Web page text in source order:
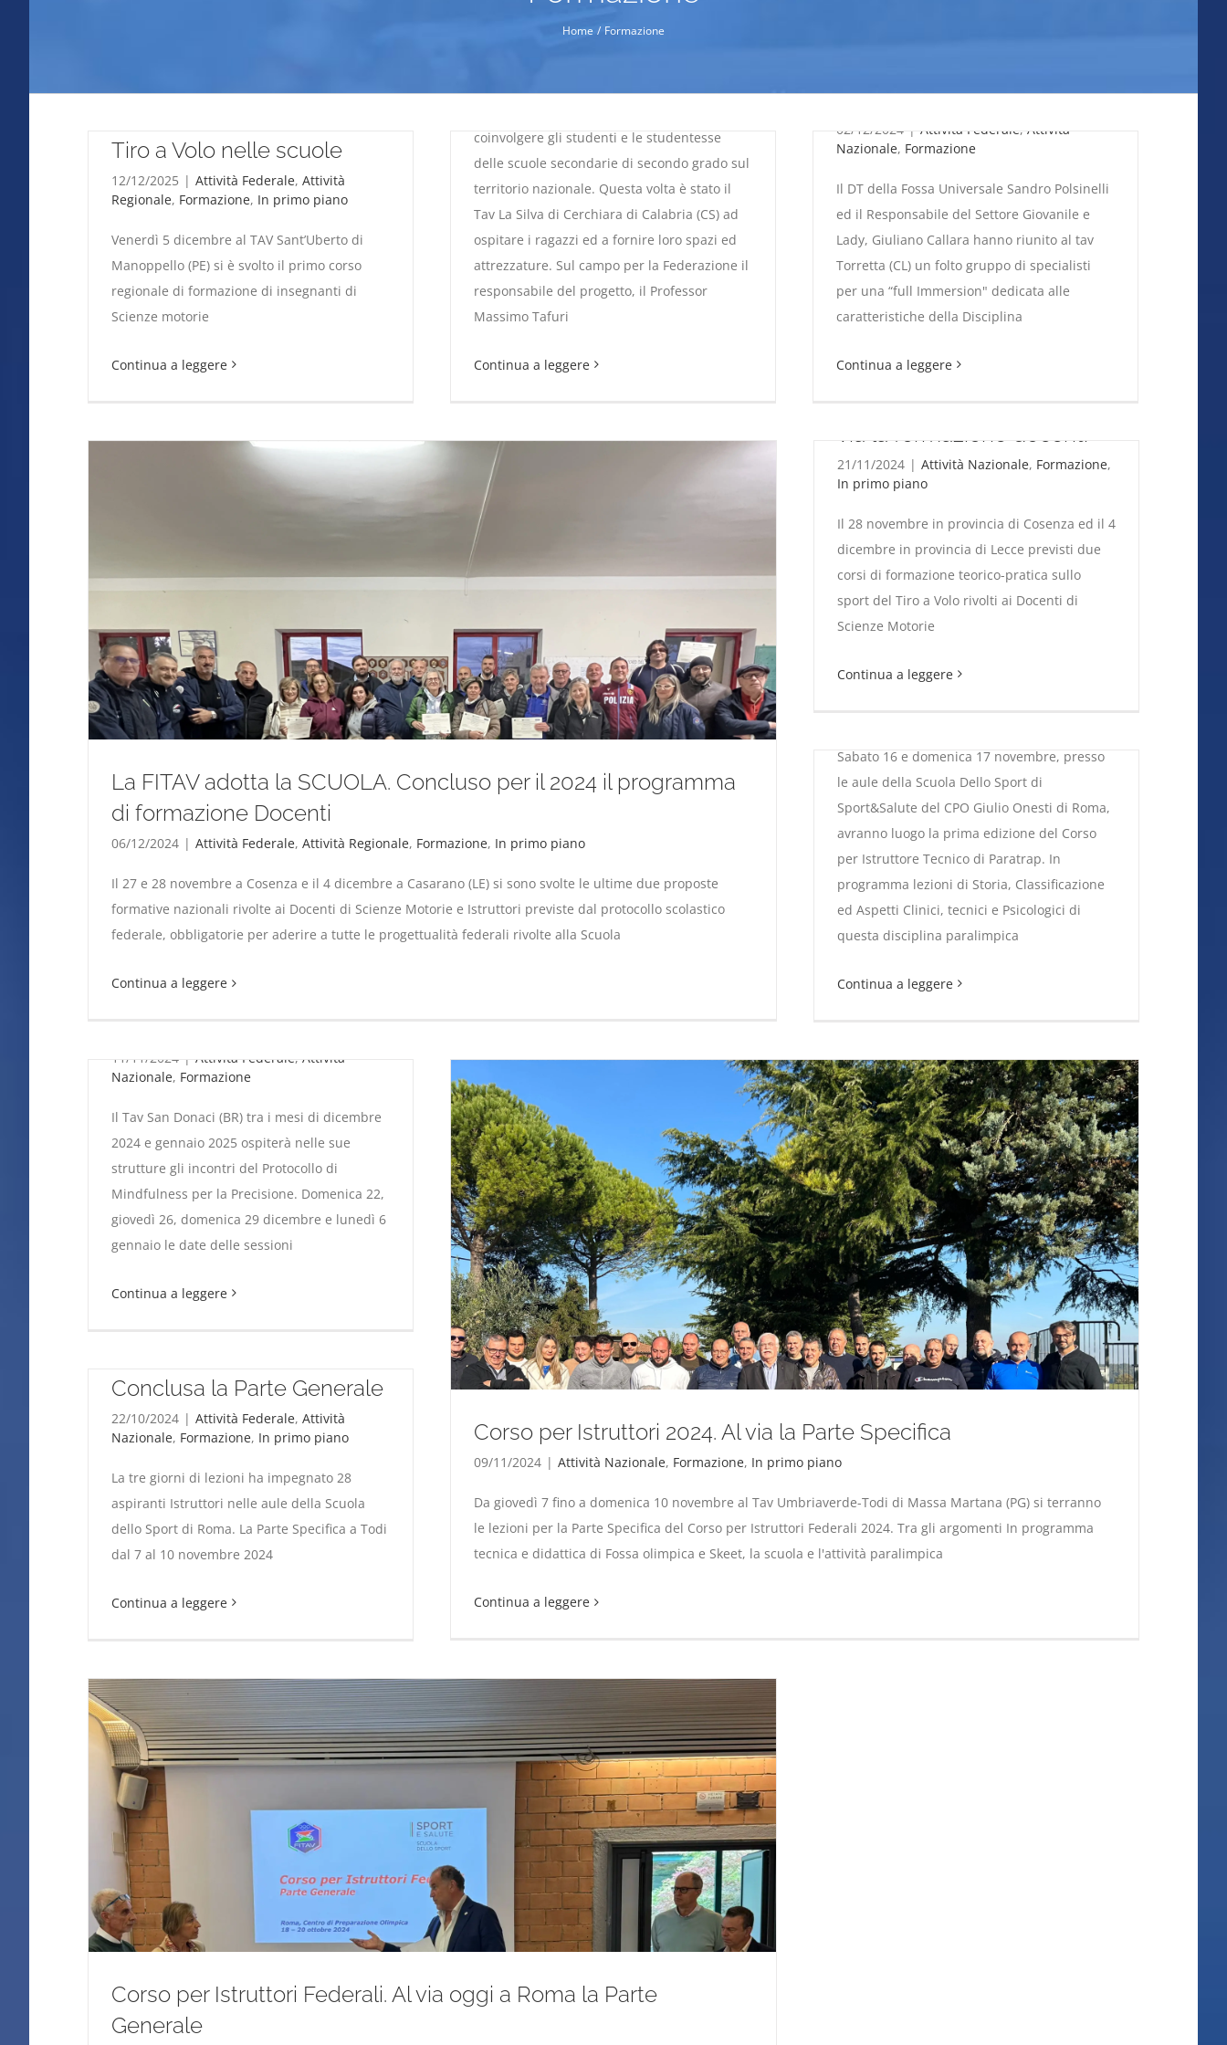
Home Formazione
la FITAV Abruzzo porta il Tiro a Volo nelle
Tiro a Volo nelle scuole
12/12/2025 | Attività Federale, Attività
Regionale, Formazione, In primo piano
Venerdì 5 dicembre al TAV Sant’Uberto di
Manoppello (PE) si è svolto il primo corso
regionale di formazione di insegnanti di
Scienze motorie
Continua a leggere
Il Tav La Silva accoglie i ragazzi de “La Fitav
adotta la Scuola”
Attività Federale,
coinvolgere gli studenti e le studentesse
delle scuole secondarie di secondo grado sul
territorio nazionale. Questa volta è stato il
Tav La Silva di Cerchiara di Calabria (CS) ad
ospitare i ragazzi ed a fornire loro spazi ed
attrezzature. Sul campo per la Federazione il
responsabile del progetto, il Professor
Massimo Tafuri
Continua a leggere
La FITAV adotta la SCUOLA. Concluso per il 2024 il programma di formazione Docenti
La FITAV adotta la SCUOLA. Concluso per il 2024 il programma
di formazione Docenti
06/12/2024 | Attività Federale, Attività Regionale, Formazione, In primo piano
Il 27 e 28 novembre a Cosenza e il 4 dicembre a Casarano (LE) si sono svolte le ultime due proposte
formative nazionali rivolte ai Docenti di Scienze Motorie e Istruttori previste dal protocollo scolastico
federale, obbligatorie per aderire a tutte le progettualità federali rivolte alla Scuola
Continua a leggere
Fossa Universale. Tiratori riuniti Sicilia per
incontro tecnico-teorico
tecnico-teorico
02/12/2024 | Attività Federale, Attività
Nazionale, Formazione
Il DT della Fossa Universale Sandro Polsinelli
ed il Responsabile del Settore Giovanile e
Lady, Giuliano Callara hanno riunito al tav
Torretta (CL) un folto gruppo di specialisti
per una “full Immersion" dedicata alle
caratteristiche della Disciplina
Continua a leggere
La Fitav adotta la Scuola, al via la formazione
21/11/2024 | Attività Nazionale, Formazione,
In primo piano
Il 28 novembre in provincia di Cosenza ed il 4
dicembre in provincia di Lecce previsti due
corsi di formazione teorico-pratica sullo
sport del Tiro a Volo rivolti ai Docenti di
Scienze Motorie
Continua a leggere
Paratrap. Al via la prima edizione del Corso
per Istruttori
Paratrap. Al via la prima
edizione del Corso per
Istruttori
Sabato 16 e domenica 17 novembre, presso
le aule della Scuola Dello Sport di
Sport&Salute del CPO Giulio Onesti di Roma,
avranno luogo la prima edizione del Corso
per Istruttore Tecnico di Paratrap. In
programma lezioni di Storia, Classificazione
ed Aspetti Clinici, tecnici e Psicologici di
questa disciplina paralimpica
Continua a leggere
Al Tav San Donaci gli incontri del protocollo di
mindfulness per la precisione
Al Tav San Donaci gli
mindfulness per la
11/11/2024 | Attività Federale, Attività
Nazionale, Formazione
Il Tav San Donaci (BR) tra i mesi di dicembre
2024 e gennaio 2025 ospiterà nelle sue
strutture gli incontri del Protocollo di
Mindfulness per la Precisione. Domenica 22,
giovedì 26, domenica 29 dicembre e lunedì 6
gennaio le date delle sessioni
Continua a leggere
Corso per Istruttori 2024. Al via la Parte Specifica
Corso per Istruttori 2024. Al via la Parte Specifica
09/11/2024 | Attività Nazionale, Formazione, In primo piano
Da giovedì 7 fino a domenica 10 novembre al Tav Umbriaverde-Todi di Massa Martana (PG) si terranno
le lezioni per la Parte Specifica del Corso per Istruttori Federali 2024. Tra gli argomenti In programma
tecnica e didattica di Fossa olimpica e Skeet, la scuola e l'attività paralimpica
Continua a leggere
Corso per Istruttori 2024. Conclusa la Parte
Generale
Conclusa la Parte Generale
22/10/2024 | Attività Federale, Attività
Nazionale, Formazione, In primo piano
La tre giorni di lezioni ha impegnato 28
aspiranti Istruttori nelle aule della Scuola
dello Sport di Roma. La Parte Specifica a Todi
dal 7 al 10 novembre 2024
Continua a leggere
Corso per Istruttori Federali. Al via oggi a Roma la Parte Generale
Corso per Istruttori Federali. Al via oggi a Roma la Parte
Generale